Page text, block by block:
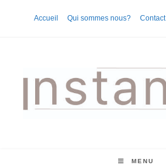
Accueil Qui sommes nous? Contact
MENU